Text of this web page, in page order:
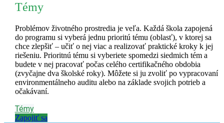
Témy
Problémov životného prostredia je veľa. Každá škola zapojená
do programu si vyberá jednu prioritú tému (oblasť), v ktorej sa
chce zlepšiť – učiť o nej viac a realizovať praktické kroky k jej
riešeniu. Prioritnú tému si vyberiete spomedzi siedmich tém a
budete v nej pracovať počas celého certifikačného obdobia
(zvyčajne dva školské roky). Môžete si ju zvoliť po vypracovaní
environmentálneho auditu alebo na základe svojich potrieb a
očakávaní.
Témy
Zapojiť sa